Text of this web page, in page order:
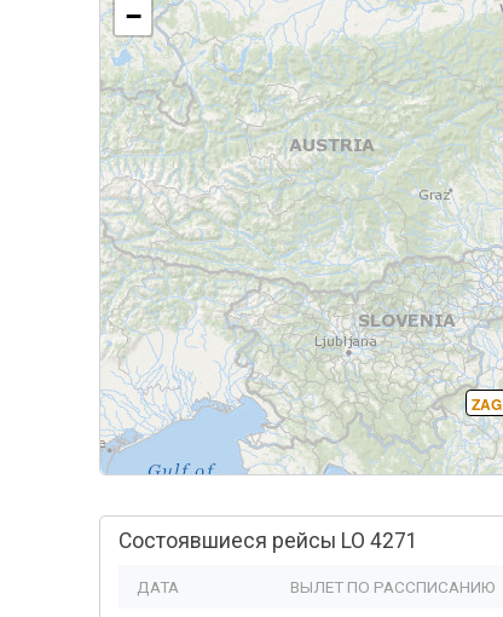
ZAG
−
Состоявшиеся рейсы LO 4271
ДАТА ВЫЛЕТ ПО РАССПИСАНИЮ